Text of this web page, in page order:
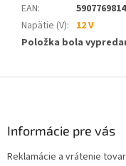
EAN:
Napätie (V): 12 V
Položka bola
Informácie pre vás
Reklamácie a vrátenie